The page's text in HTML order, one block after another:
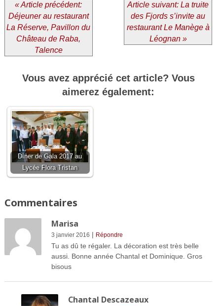
« Article précédent:
Déjeuner au restaurant
La Réserve, Pavillon du
Château de Raba,
Talence
Article suivant: La truite
des Fjords s’invite au
restaurant Le Manège à
Léognan »
Vous avez apprécié cet article? Vous
aimerez également:
Dîner de Gala 2017 au
Lycée Flora Tristan
Commentaires
Marisa
3 janvier 2016 | Répondre
Tu as dû te régaler. La décoration est très belle
aussi. Bonne année Chantal et Dominique. Gros
bisous
Chantal Descazeaux